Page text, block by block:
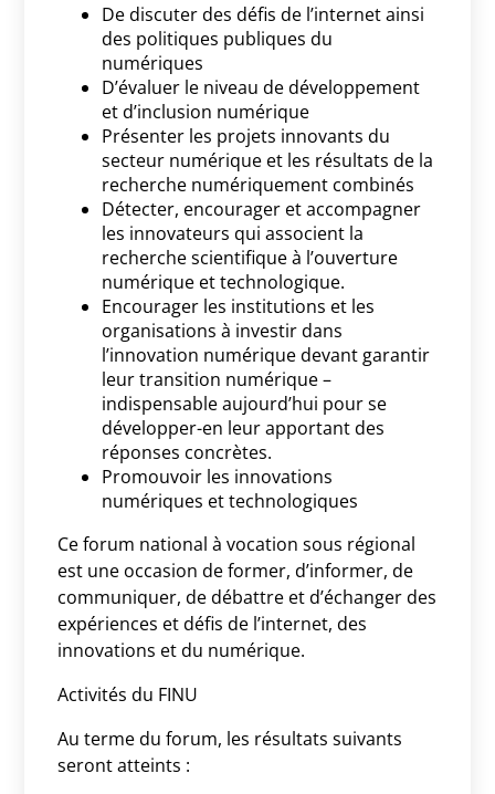
De discuter des défis de l’internet ainsi
des politiques publiques du
numériques
D’évaluer le niveau de développement
et d’inclusion numérique
Présenter les projets innovants du
secteur numérique et les résultats de la
recherche numériquement combinés
Détecter, encourager et accompagner
les innovateurs qui associent la
recherche scientifique à l’ouverture
numérique et technologique.
Encourager les institutions et les
organisations à investir dans
l’innovation numérique devant garantir
leur transition numérique –
indispensable aujourd’hui pour se
développer-en leur apportant des
réponses concrètes.
Promouvoir les innovations
numériques et technologiques
Ce forum national à vocation sous régional
est une occasion de former, d’informer, de
communiquer, de débattre et d’échanger des
expériences et défis de l’internet, des
innovations et du numérique.
Activités du FINU
Au terme du forum, les résultats suivants
seront atteints :